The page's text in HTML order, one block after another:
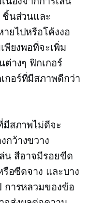
ชิ้นส่วนและ
ยไปหรือโค้งงอ
พียงพอที่จะเพิ่ม
ต่างๆ ฟิกเกอร์
กอร์ที่มีสภาพดีกว่า
มีสภาพไม่ดีจะ
ว้างขวาง
น สีอาจมีรอยขีด
อซีดจาง และบาง
การหลวมของข้อ